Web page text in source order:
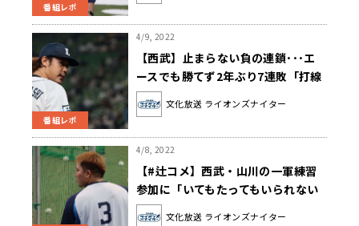
番組レポ
番組レポ
4/9, 2022
【西武】止まらない負の連鎖･･･エ
ースでも勝てず2年ぶり7連敗「打線
がもうちょっと活気づけるように」
文化放送 ライオンズナイター
4/8, 2022
【#辻コメ】西武・山川の一軍練習
参加に「いてもたってもいられない
気持ちがあるだけでも嬉しい」
文化放送 ライオンズナイター